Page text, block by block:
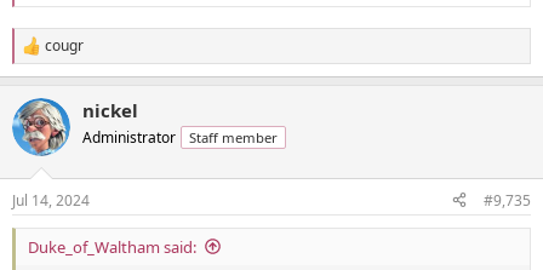
R
e
c
t
i
n
s
:
cougr
nickel
Administrator Staff member
Jul 14, 2024 #9,735
Duke_of_Waltham said: